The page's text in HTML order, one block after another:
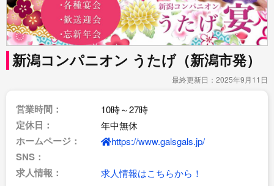
新潟コンパニオン うたげ（新潟市発）
最終更新日：2025年9月11日
営業時間： 10時～27時
定休日： 年中無休
ホームページ： https://www.galsgals.jp/
SNS：
求人情報：
求人情報はこちらから！